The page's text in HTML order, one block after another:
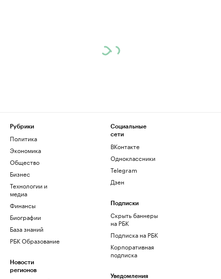
Рубрики
Политика
Экономика
Общество
Бизнес
Технологии и
медиа
Финансы
Биографии
База знаний
РБК Образование
Новости
регионов
Социальные
сети
ВКонтакте
Одноклассники
Telegram
Дзен
Подписки
Скрыть баннеры
на РБК
Подписка на РБК
Корпоративная
подписка
Уведомления